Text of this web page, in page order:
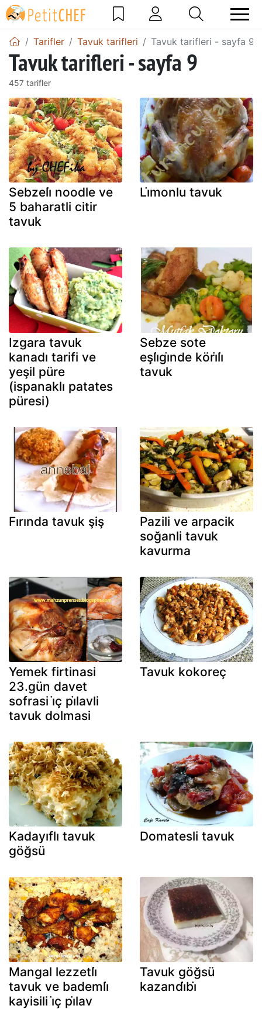
Tarifler Tavuk tarifleri Tavuk tarifleri - sayfa 9
Tavuk tarifleri - sayfa 9
457 tarifler
Sebzeli̇ noodle ve
5 baharatli citir
tavuk
Li̇monlu tavuk
Izgara tavuk
kanadı tarifi ve
yeşil püre
(ispanaklı patates
püresi)
Sebze sote
eşli̇gi̇nde köri̇li̇
tavuk
Fırında tavuk şiş
Pazili ve arpacik
soğanli tavuk
kavurma
Yemek firtinasi
23.gün davet
sofrasi i̇ç pi̇lavli
tavuk dolmasi
Tavuk kokoreç
Kadayıflı tavuk
göğsü
Domatesli tavuk
Mangal lezzetli̇
tavuk ve bademli̇
kayisili i̇ç pi̇lav
Tavuk göğsü
kazandi̇bi̇